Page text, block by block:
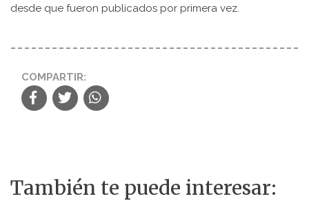
desde que fueron publicados por primera vez.
COMPARTIR:
También te puede interesar: